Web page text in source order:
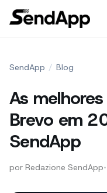
SendApp / Blog
As
Brevo em
SendApp
por Redazione SendApp•